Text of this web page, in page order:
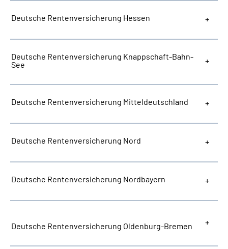
Deutsche Rentenversicherung Hessen
Deutsche Rentenversicherung Knappschaft-Bahn-
See
Deutsche Rentenversicherung Mitteldeutschland
Deutsche Rentenversicherung Nord
Deutsche Rentenversicherung Nordbayern
Deutsche Rentenversicherung Oldenburg-Bremen